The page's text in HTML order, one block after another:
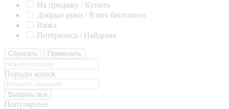
На продажу / Купить
Добрые руки / Взять бесплатно
Вязка
Потерялись / Найдены
Сбросить Применить
Породы кошек
Выбрать все
Популярные